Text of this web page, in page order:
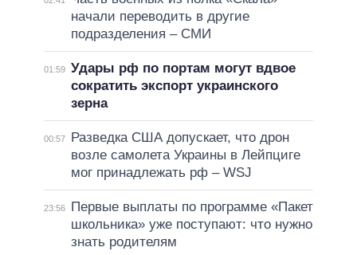
начали переводить в другие
подразделения – СМИ
01:59 Удары рф по портам могут вдвое
сократить экспорт украинского
зерна
00:57
Разведка США допускает, что дрон
возле самолета Украины в Лейпциге
мог принадлежать рф – WSJ
23:56
Первые выплаты по программе «Пакет
школьника» уже поступают: что нужно
знать родителям